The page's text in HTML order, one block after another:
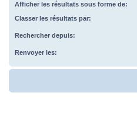
Afficher les résultats sous forme de:
Classer les résultats par:
Rechercher depuis:
Renvoyer les: